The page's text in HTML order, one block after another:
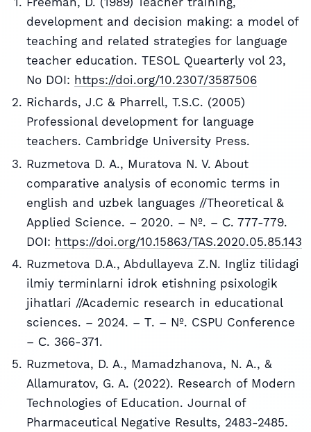
development and decision making: a model of
teaching and related strategies for language
teacher education. TESOL Quearterly vol 23,
No DOI: https://doi.org/10.2307/3587506
Richards, J.C & Pharrell, T.S.C. (2005)
Professional development for language
teachers. Cambridge University Press.
Ruzmetova D. A., Muratova N. V. About
comparative analysis of economic terms in
english and uzbek languages //Theoretical &
Applied Science. – 2020. – №. – С. 777-779.
DOI: https://doi.org/10.15863/TAS.2020.05.85.143
Ruzmetova D.A., Abdullayeva Z.N. Ingliz tilidagi
ilmiy terminlarni idrok etishning psixologik
jihatlari //Academic research in educational
sciences. – 2024. – Т. – №. CSPU Conference
– С. 366-371.
Ruzmetova, D. A., Mamadzhanova, N. A., &
Allamuratov, G. A. (2022). Research of Modern
Technologies of Education. Journal of
Pharmaceutical Negative Results, 2483-2485.